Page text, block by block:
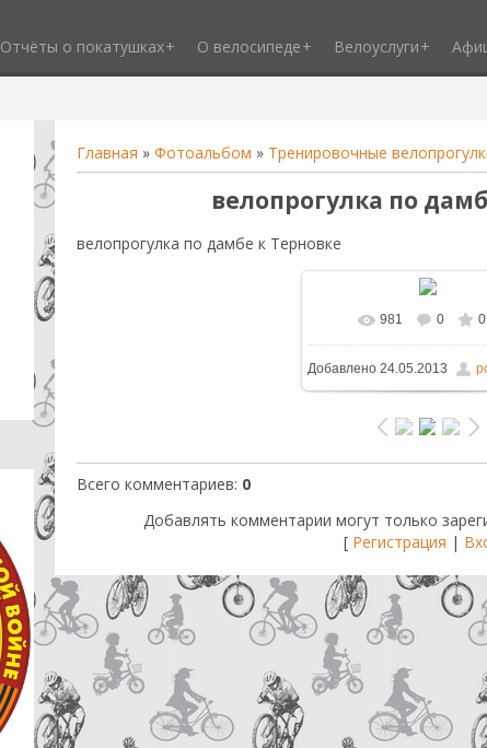
Отчёты о покатушках О велосипеде Велоуслуги
Главная » Фотоальбом » Тренировочные
велопрогулка по
велопрогулка по дамбе к Терновке
В реальном размере
/ 274.8Kb
981 0
Добавлено24.05.2013
Всего комментариев: 0
Добавлять комментарии могут только
[ Регистрация |